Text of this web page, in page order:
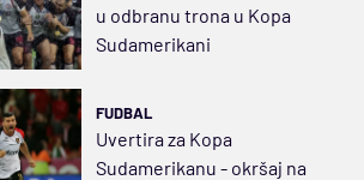
u odbranu trona u Kopa
Sudamerikani
FUDBAL
Uvertira za Kopa
Sudamerikanu - okršaj na